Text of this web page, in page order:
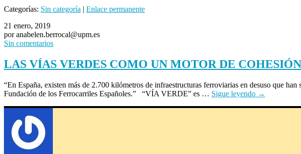
Compartir
Categorías: Sin categoría | Enlace permanente
21 enero, 2019
por anabelen.berrocal@upm.es
Sin comentarios
LAS VÍAS VERDES COMO UN MOTOR DE COHESIÓN
“En España, existen más de 2.700 kilómetros de infraestructuras ferroviarias en desuso que
Fundación de los Ferrocarriles Españoles.” “VÍA VERDE” es … Sigue leyendo →